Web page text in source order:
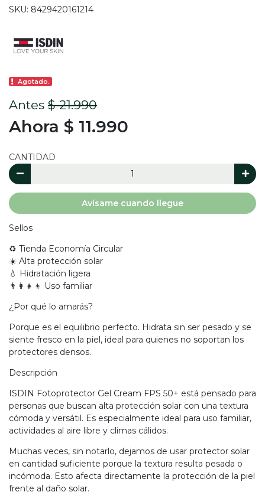
SKU: 8429420161214
Agotado.
Antes $ 21.990
Ahora $ 11.990
CANTIDAD
Avísame cuando llegue
Sellos
♻️ Tienda Economía Circular
☀️ Alta protección solar
💧 Hidratación ligera
👨‍👩‍👧‍👦 Uso familiar
¿Por qué lo amarás?
Porque es el equilibrio perfecto. Hidrata sin ser pesado y se
siente fresco en la piel, ideal para quienes no soportan los
protectores densos.
Descripción
ISDIN Fotoprotector Gel Cream FPS 50+ está pensado para
personas que buscan alta protección solar con una textura
cómoda y versátil. Es especialmente ideal para uso familiar,
actividades al aire libre y climas cálidos.
Muchas veces, sin notarlo, dejamos de usar protector solar
en cantidad suficiente porque la textura resulta pesada o
incómoda. Esto afecta directamente la protección de la piel
frente al daño solar.